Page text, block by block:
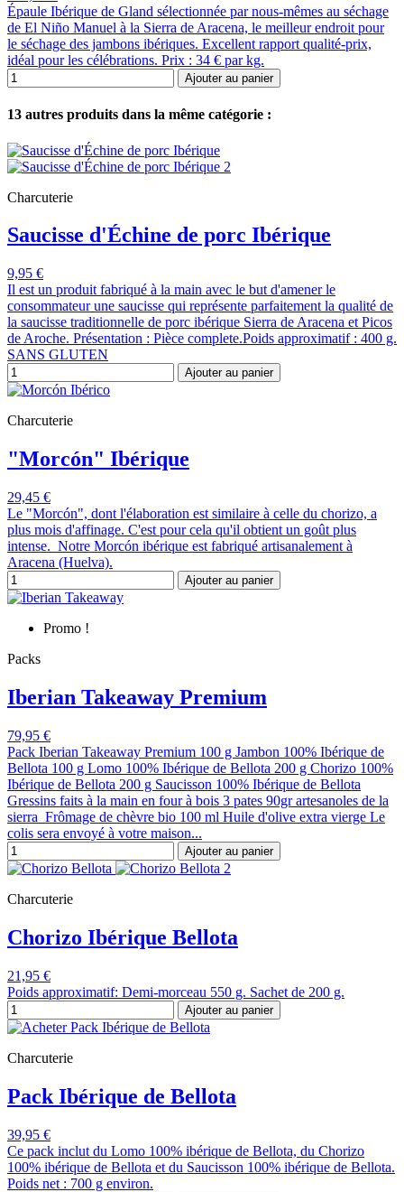
Épaule Ibérique de Gland sélectionnée par nous-mêmes au séchage
de El Niño Manuel à la Sierra de Aracena, le meilleur endroit pour
le séchage des jambons ibériques. Excellent rapport qualité-prix,
idéal pour les célébrations. Prix : 34 € par kg.
Ajouter au panier
13 autres produits dans la même catégorie :
Charcuterie
Saucisse d'Échine de porc Ibérique
9,95 €
Il est un produit fabriqué à la main avec le but d'amener le
consommateur une saucisse qui représente parfaitement la qualité de
la saucisse traditionnelle de porc ibérique Sierra de Aracena et Picos
de Aroche. Présentation : Pièce complete.Poids approximatif : 400 g.
SANS GLUTEN
Ajouter au panier
Charcuterie
"Morcón" Ibérique
29,45 €
Le "Morcón", dont l'élaboration est similaire à celle du chorizo, a
plus mois d'affinage. C'est pour cela qu'il obtient un goût plus
intense. Notre Morcón ibérique est fabriqué artisanalement à
Aracena (Huelva).
Ajouter au panier
Promo !
Packs
Iberian Takeaway Premium
79,95 €
Pack Iberian Takeaway Premium 100 g Jambon 100% Ibérique de
Bellota 100 g Lomo 100% Ibérique de Bellota 200 g Chorizo 100%
Ibérique de Bellota 200 g Saucisson 100% Ibérique de Bellota
Gressins faits à la main en four à bois 3 pates 90gr artesanoles de la
sierra Frômage de chèvre bio 100 ml Huile d'olive extra vierge Le
colis sera envoyé à votre maison...
Ajouter au panier
Charcuterie
Chorizo Ibérique Bellota
21,95 €
Poids approximatif: Demi-morceau 550 g. Sachet de 200 g.
Ajouter au panier
Charcuterie
Pack Ibérique de Bellota
39,95 €
Ce pack inclut du Lomo 100% ibérique de Bellota, du Chorizo
100% ibérique de Bellota et du Saucisson 100% ibérique de Bellota.
Poids net : 700 g environ.